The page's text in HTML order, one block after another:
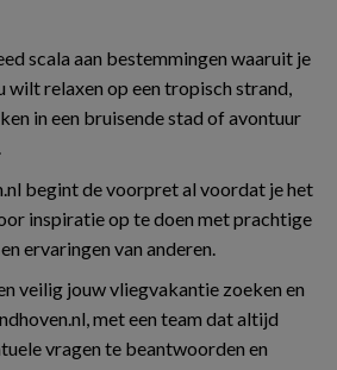
scala aan bestemmingen waaruit je
wilt relaxen op een tropisch strand,
in een bruisende stad of avontuur
begint de voorpret al voordat je het
inspiratie op te doen met prachtige
ervaringen van anderen.
veilig jouw vliegvakantie zoeken en
met een team dat altijd
vragen te beantwoorden en